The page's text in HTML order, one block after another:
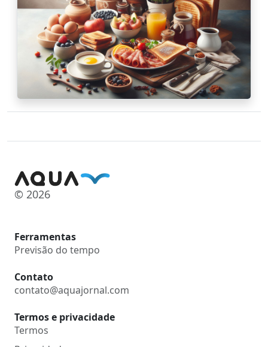
© 2026
Ferramentas
Previsão do tempo
Contato
contato@aquajornal.com
Termos e privacidade
Termos